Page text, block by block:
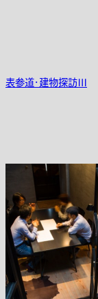
表参道・建物探訪Ⅲ